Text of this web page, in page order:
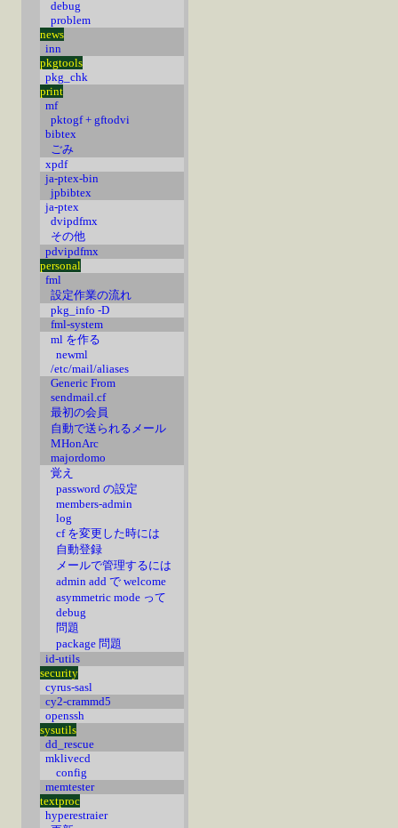
debug
problem
news
inn
pkgtools
pkg_chk
print
mf
pktogf + gftodvi
bibtex
ごみ
xpdf
ja-ptex-bin
jpbibtex
ja-ptex
dvipdfmx
その他
pdvipdfmx
personal
fml
設定作業の流れ
pkg_info -D
fml-system
ml を作る
newml
/etc/mail/aliases
Generic From
sendmail.cf
最初の会員
自動で送られるメール
MHonArc
majordomo
覚え
password の設定
members-admin
log
cf を変更した時には
自動登録
メールで管理するには
admin add で welcome
asymmetric mode って
debug
問題
package 問題
id-utils
security
cyrus-sasl
cy2-crammd5
openssh
sysutils
dd_rescue
mklivecd
config
memtester
textproc
hyperestraier